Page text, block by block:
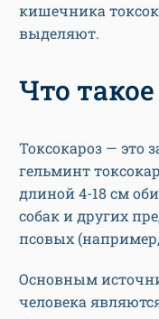
кишечника
выделяют.
Что
Токсокароз — это
гельминт
длиной 4-18 см
собак и других
псовых
Основным
человека